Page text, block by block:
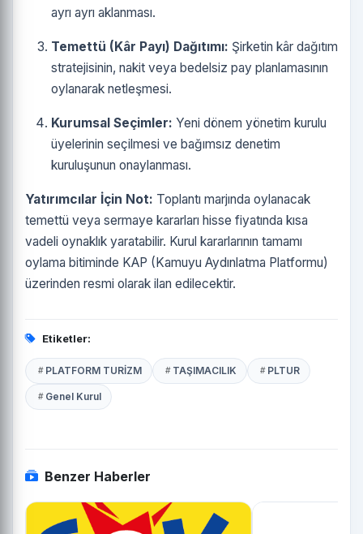
ayrı ayrı aklanması.
Temettü (Kâr Payı) Dağıtımı: Şirketin kâr dağıtım
stratejisinin, nakit veya bedelsiz pay planlamasının
oylanarak netleşmesi.
Kurumsal Seçimler: Yeni dönem yönetim kurulu
üyelerinin seçilmesi ve bağımsız denetim
kuruluşunun onaylanması.
Yatırımcılar İçin Not: Toplantı marjında oylanacak
temettü veya sermaye kararları hisse fiyatında kısa
vadeli oynaklık yaratabilir. Kurul kararlarının tamamı
oylama bitiminde KAP (Kamuyu Aydınlatma Platformu)
üzerinden resmi olarak ilan edilecektir.
Etiketler:
PLATFORM TURİZM TAŞIMACILIK PLTUR
Genel Kurul
Benzer Haberler